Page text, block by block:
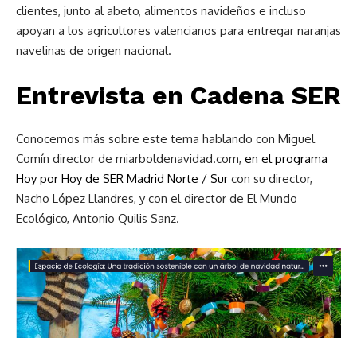
clientes, junto al abeto, alimentos navideños e incluso
apoyan a los agricultores valencianos para entregar naranjas
navelinas de origen nacional.
Entrevista en Cadena SER
Conocemos más sobre este tema hablando con Miguel
Comín director de miarboldenavidad.com, en el programa
Hoy por Hoy de SER Madrid Norte / Sur con su director,
Nacho López Llandres, y con el director de El Mundo
Ecológico, Antonio Quilis Sanz.